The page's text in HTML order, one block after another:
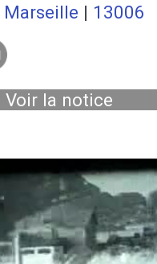
Marseille | 13006
Voir la notice